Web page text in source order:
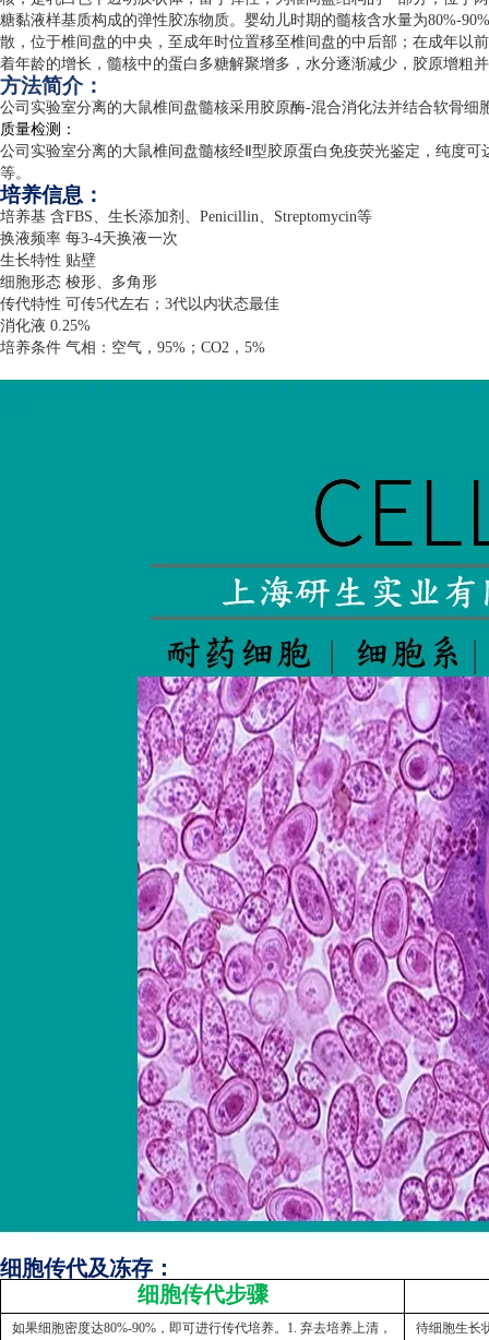
糖黏液样基质构成的弹性胶冻物质。婴幼儿时期的髓核含水量为80%-90%
散，位于椎间盘的中央，至成年时位置移至椎间盘的中后部；在成年以
着年龄的增长，髓核中的蛋白多糖解聚增多，水分逐渐减少，胶原增粗
方法简介：
公司实验室分离的大鼠椎间盘髓核采用胶原酶-混合消化法并结合软骨细
质量检测：
公司实验室分离的大鼠椎间盘髓核经Ⅱ型胶原蛋白免疫荧光鉴定，纯度可
等。
培养信息：
培养基 含FBS、生长添加剂、 Penicillin、 Streptomycin等
换液频率 每3-4天换液一次
生长特性 贴壁
细胞形态 梭形、多角形
传代特性 可传5代左右； 3代以内状态最佳
消化液 0.25%
培养条件 气相：空气， 95% ； CO2 ， 5%
细胞传代及冻存：
细胞传代步骤
如果细胞密度达80%-90%，即可进行传代培养。1. 弃去培养上清，
待细胞生长